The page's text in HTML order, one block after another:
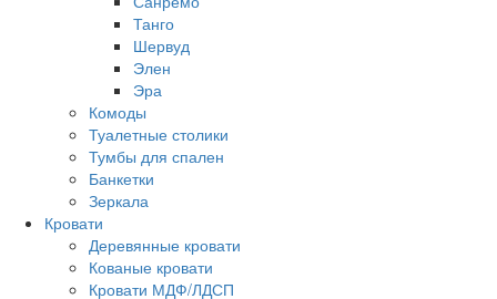
Танго
Шервуд
Элен
Эра
Комоды
Туалетные столики
Тумбы для спален
Банкетки
Зеркала
Кровати
Деревянные кровати
Кованые кровати
Кровати МДФ/ЛДСП